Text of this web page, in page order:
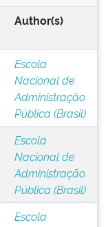
Author(s)
Escola
Nacional de
Administração
Pública (Brasil)
Escola
Nacional de
Administração
Pública (Brasil)
Escola